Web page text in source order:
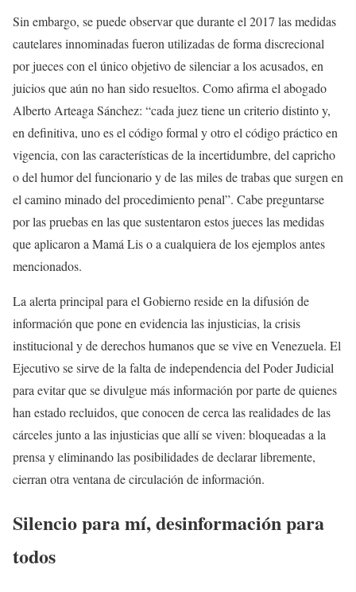
Sin embargo, se puede observar que durante el 2017 las medidas
cautelares innominadas fueron utilizadas de forma discrecional
por jueces con el único objetivo de silenciar a los acusados, en
juicios que aún no han sido resueltos. Como afirma el abogado
Alberto Arteaga Sánchez: “cada juez tiene un criterio distinto y,
en definitiva, uno es el código formal y otro el código práctico en
vigencia, con las características de la incertidumbre, del capricho
o del humor del funcionario y de las miles de trabas que surgen en
el camino minado del procedimiento penal”. Cabe preguntarse
por las pruebas en las que sustentaron estos jueces las medidas
que aplicaron a Mamá Lis o a cualquiera de los ejemplos antes
mencionados.
La alerta principal para el Gobierno reside en la difusión de
información que pone en evidencia las injusticias, la crisis
institucional y de derechos humanos que se vive en Venezuela. El
Ejecutivo se sirve de la falta de independencia del Poder Judicial
para evitar que se divulgue más información por parte de quienes
han estado recluidos, que conocen de cerca las realidades de las
cárceles junto a las injusticias que allí se viven: bloqueadas a la
prensa y eliminando las posibilidades de declarar libremente,
cierran otra ventana de circulación de información.
Silencio para mí, desinformación para
todos